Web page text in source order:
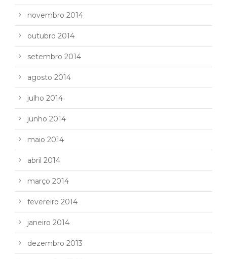
novembro 2014
outubro 2014
setembro 2014
agosto 2014
julho 2014
junho 2014
maio 2014
abril 2014
março 2014
fevereiro 2014
janeiro 2014
dezembro 2013